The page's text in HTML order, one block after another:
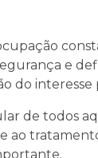
e
do
de todos
ao